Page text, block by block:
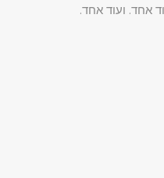
אחד. ועוד אחד.